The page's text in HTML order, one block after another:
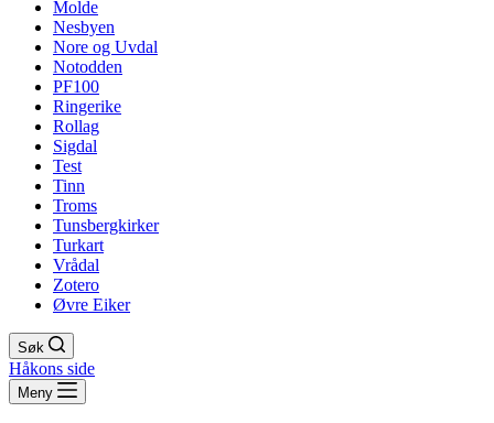
Molde
Nesbyen
Nore og Uvdal
Notodden
PF100
Ringerike
Rollag
Sigdal
Test
Tinn
Troms
Tunsbergkirker
Turkart
Vrådal
Zotero
Øvre Eiker
Søk
Håkons side
Meny